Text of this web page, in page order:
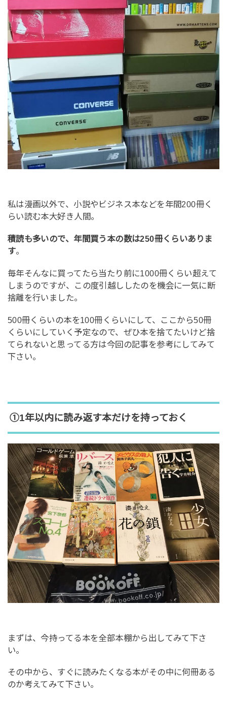
私は漫画以外で、小説やビジネス本などを年間200冊く
らい読む本大好き人間。
積読も多いので、年間買う本の数は250冊くらいありま
す。
毎年そんなに買ってたら当たり前に1000冊くらい超えて
しまうのですが、この度引越ししたのを機会に一気に断
捨離を行いました。
500冊くらいの本を100冊くらいにして、ここから50冊
くらいにしていく予定なので、ぜひ本を捨てたいけど捨
てられないと思ってる方は今回の記事を参考にしてみて
下さい。
①1年以内に読み返す本だけを持っておく
まずは、今持ってる本を全部本棚から出してみて下さ
い。
その中から、すぐに読みたくなる本がその中に何冊ある
のか考えてみて下さい。